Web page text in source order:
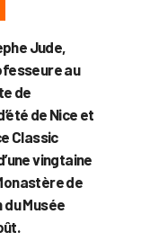
Jude,
au
de
de Nice et
Classic
vingtaine
de
du Musée